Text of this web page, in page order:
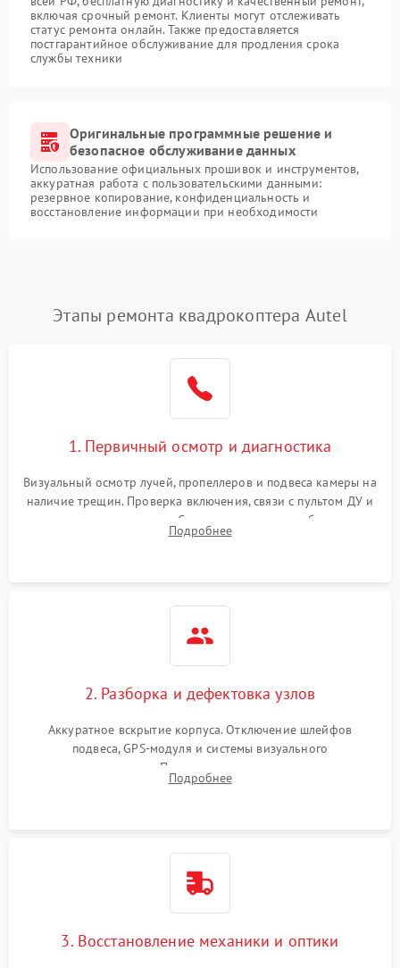
включая срочный ремонт. Клиенты могут отслеживать
статус ремонта онлайн. Также предоставляется
постгарантийное обслуживание для продления срока
службы техники
Оригинальные программные решение и
безопасное обслуживание данных
Использование официальных прошивок и инструментов,
аккуратная работа с пользовательскими данными:
резервное копирование, конфиденциальность и
восстановление информации при необходимости
Этапы ремонта квадрокоптера Autel
1. Первичный осмотр и диагностика
Визуальный осмотр лучей, пропеллеров и подвеса камеры на
наличие трещин. Проверка включения, связи с пультом ДУ и
передачи видеосигнала. Считывание логов ошибок через
полетное ПО для определения характера неисправности.
Подробнее
2. Разборка и дефектовка узлов
Аккуратное вскрытие корпуса. Отключение шлейфов
подвеса, GPS-модуля и системы визуального
позиционирования. Проверка полетного контроллера,
регуляторов оборотов (ESC) и бесколлекторных моторов на
Подробнее
3. Восстановление механики и оптики